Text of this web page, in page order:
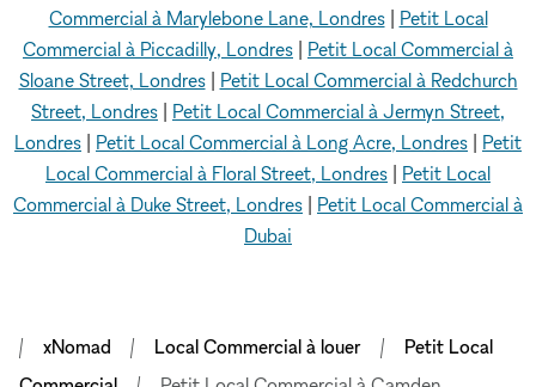
Commercial à Marylebone Lane, Londres| Petit Local
Commercial à Piccadilly, Londres
Petit Local Commercial à
Sloane Street, Londres| Petit Local Commercial à Redchurch
Street, Londres
Petit Local Commercial à Jermyn Street,
Londres
Petit Local Commercial à Long Acre, Londres
Petit
Local Commercial à Floral Street, Londres
Petit Local
Commercial à Duke Street, Londres
Petit Local Commercial à
Dubai
xNomad Local Commercial à louer
Petit Local